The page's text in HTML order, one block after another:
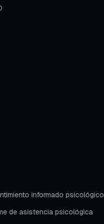
informado psicológico
de asistencia psicológica